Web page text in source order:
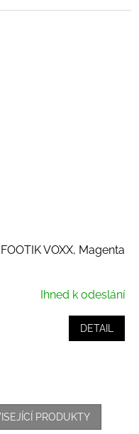
VOXX, Magenta
Ihned k odeslání
DETAIL
PRODUKTY